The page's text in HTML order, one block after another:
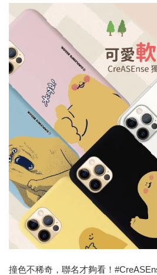
撞色不稀奇，聯名才夠看！​